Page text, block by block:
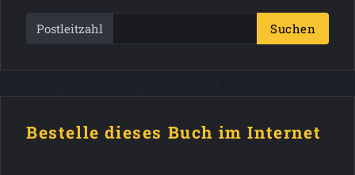
Postleitzahl Suchen
Bestelle dieses Buch im Internet